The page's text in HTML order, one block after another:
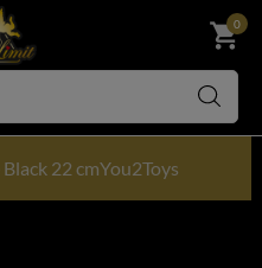
shopping_cart
0
22 cmYou2Toys